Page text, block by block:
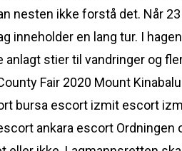
nesten ikke forstå det. Når
inneholder en lang tur. I
anlagt stier til vandringer og
Fair 2020 Mount
bursa escort izmit escort
ankara escort